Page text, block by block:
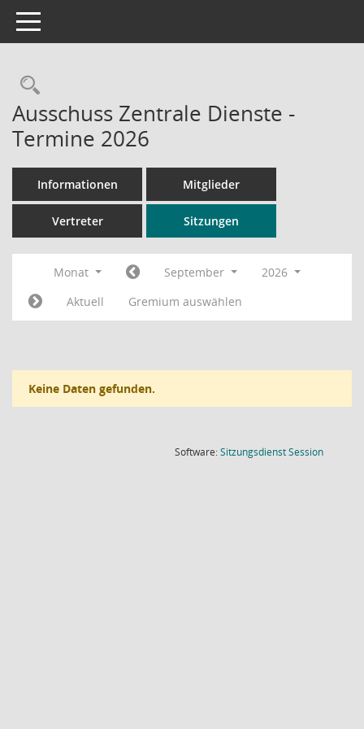
Toggle navigation
Rechercheauswahl
Ausschuss Zentrale Dienste -
Termine 2026
Informationen Mitglieder
Vertreter Sitzungen
Monat September
2026
Aktuell
Gremium auswählen
Keine Daten gefunden.
Software:SitzungsdienstSession(Wird in